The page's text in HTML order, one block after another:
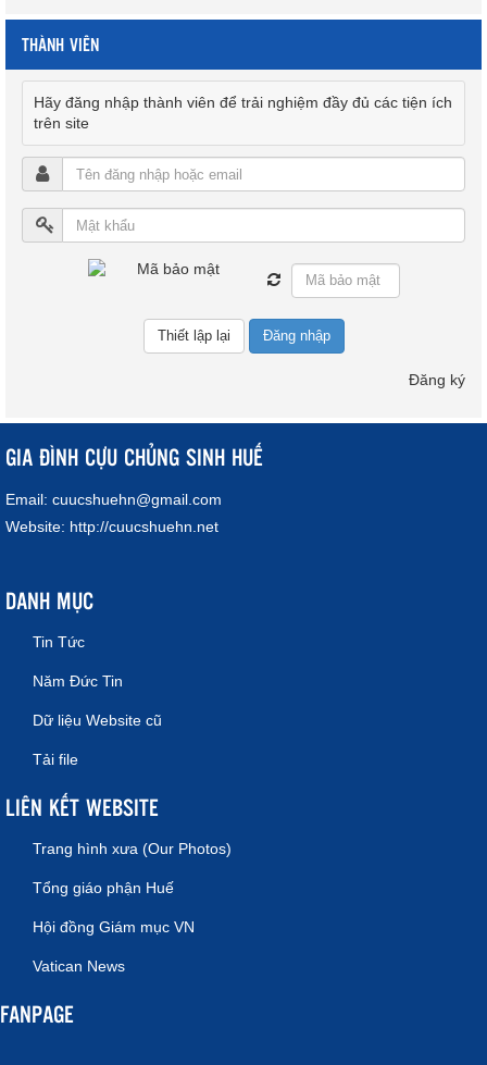
THÀNH VIÊN
Hãy đăng nhập thành viên để trải nghiệm đầy đủ các tiện ích
trên site
Đăng nhập
Đăng ký
GIA ĐÌNH CỰU CHỦNG SINH HUẾ
Email: cuucshuehn@gmail.com
Website: http://cuucshuehn.net
DANH MỤC
Tin Tức
Năm Đức Tin
Dữ liệu Website cũ
Tải file
LIÊN KẾT WEBSITE
Trang hình xưa (Our Photos)
Tổng giáo phận Huế
Hội đồng Giám mục VN
Vatican News
FANPAGE